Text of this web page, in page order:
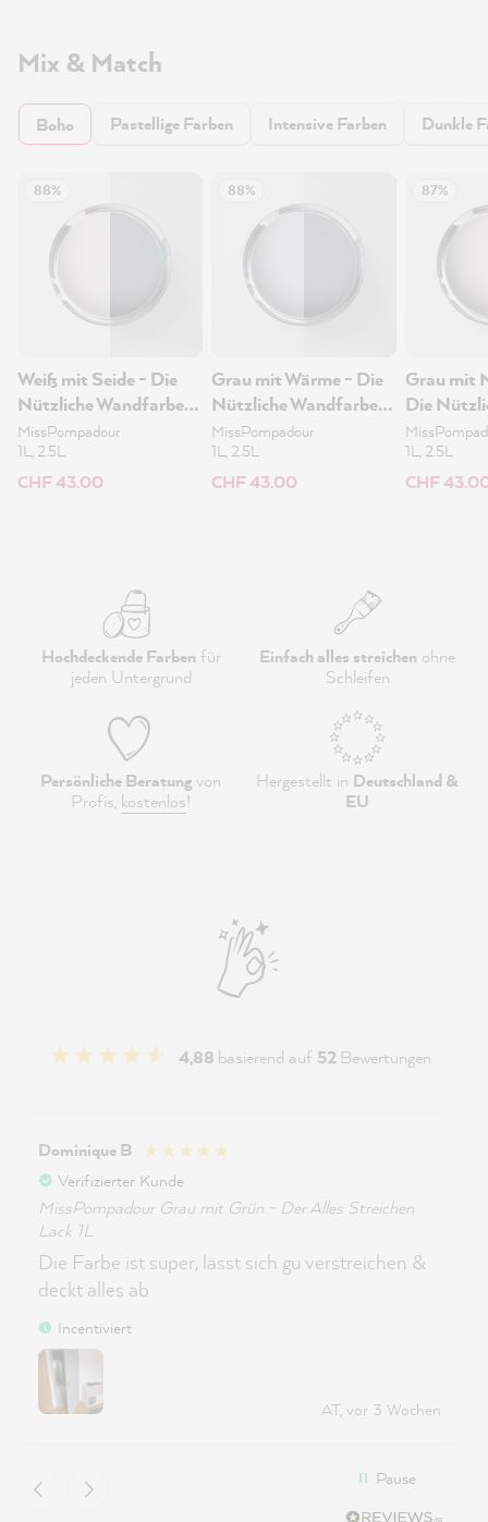
Mix & Match
Boho Pastellige Farben Intensive Farben Dunkle
88%
Weiß mit Seide - Die
Nützliche Wandfarbe
1L
MissPompadour
1L, 2.5L
CHF 43.00
88%
Grau mit Wärme - Die
Nützliche Wandfarbe
1L
MissPompadour
1L, 2.5L
CHF 43.00
87%
Grau mit
Die
1L, 2.5L
CHF
Hochdeckende Farbenfür
jeden Untergrund
Einfach alles streichen ohne
Schleifen
Persönliche Beratungvon
Profis, kostenlos!
Hergestellt in Deutschland &
EU
4,88 basierend auf 52 Bewertungen
Dominique B
Verifizierter Kunde
MissPompadour Grau mit Grün - Der Alles Streichen
Lack 1L
Die Farbe ist super, lässt sich gu verstreichen &
deckt alles ab
Incentiviert
AT, vor 3 Wochen
Pause